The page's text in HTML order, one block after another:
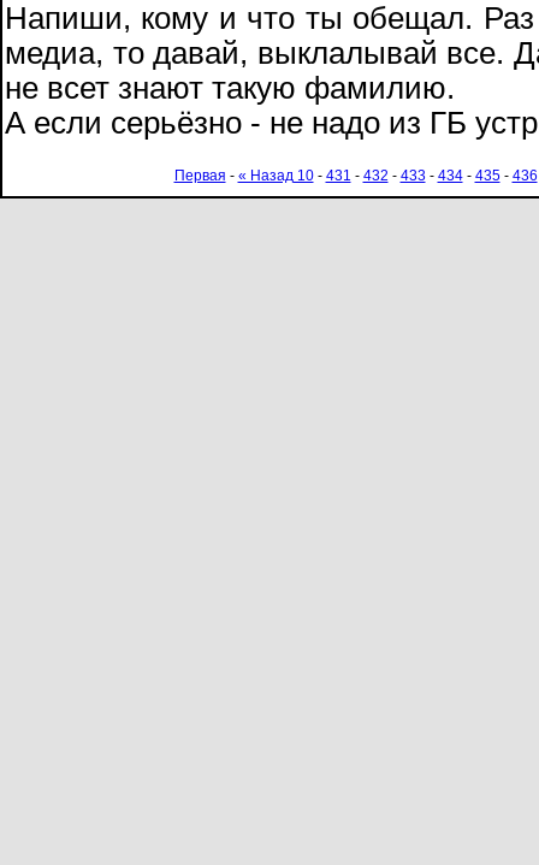
Напиши, кому и что ты обещал. Раз
медиа, то давай, выклалывай все.
не всет знают такую фамилию.
А если серьёзно - не надо из ГБ
Первая - « Назад 10- 431 - 432 - 433- 434- 435- 436